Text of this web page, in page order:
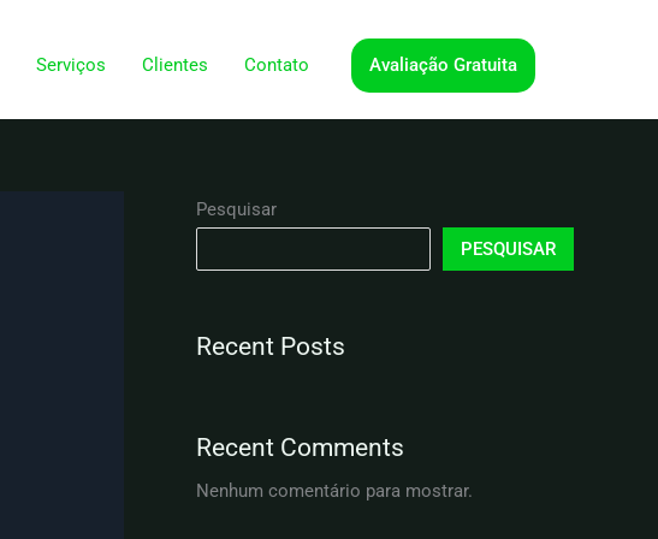
Serviços Clientes Contato Avaliação Gratuita
Pesquisar
PESQUISAR
Recent Posts
Recent Comments
Nenhum comentário para mostrar.